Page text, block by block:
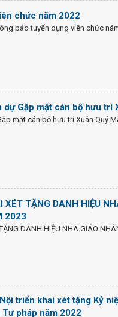
chức năm 2022
báo tuyển dụng viên chức
Gặp mặt cán bộ hưu trí
mặt cán bộ hưu trí Xuân Quý
XÉT TẶNG DANH HIỆU
2023
DANH HIỆU NHÀ GIÁO
triển khai xét tặng Kỷ
pháp năm 2022